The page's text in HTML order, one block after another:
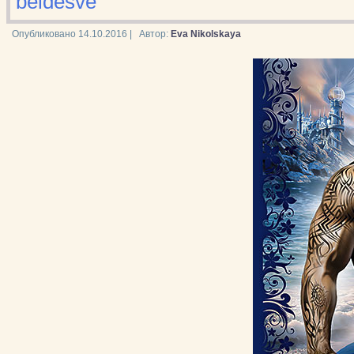
Опубликовано 14.10.2016 Автор: Eva Nikolskaya